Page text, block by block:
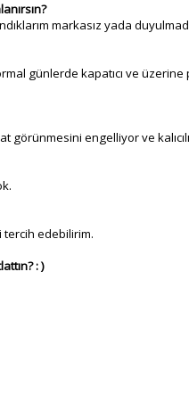
markasız yada
günlerde kapatıcı ve
engelliyor ve
tercih edebilirim.
: )